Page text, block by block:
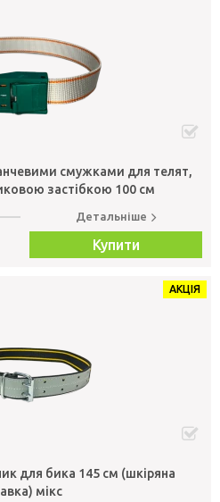
смужками для телят,
застібкою 100 см
Детальніше
Купити
АКЦІЯ
для бика 145 см (шкіряна
мікс